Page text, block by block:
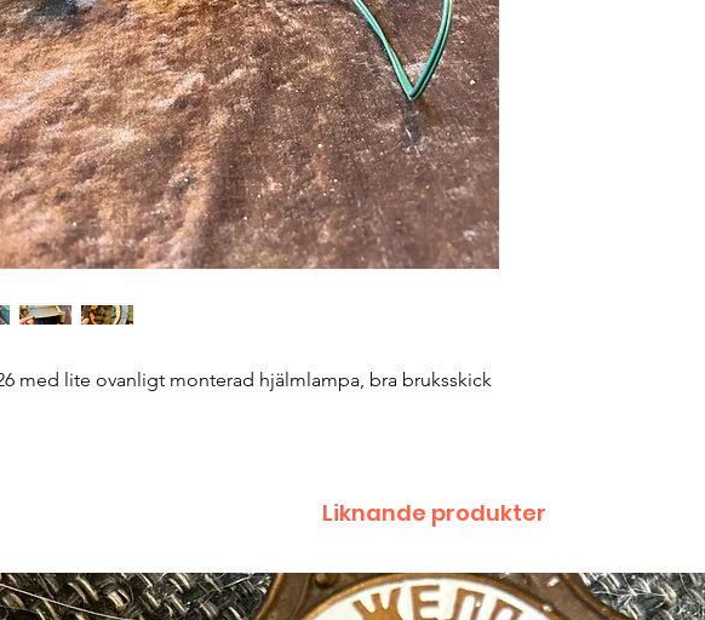
med lite ovanligt monterad hjälmlampa, bra bruksskick
Liknande produkter